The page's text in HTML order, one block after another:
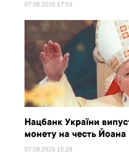
07.08.2026 17:53
Нацбанк України
монету на честь Йоана
07.08.2026 15:29